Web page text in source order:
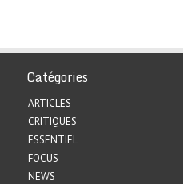
Catégories
ARTICLES
CRITIQUES
ESSENTIEL
FOCUS
NEWS